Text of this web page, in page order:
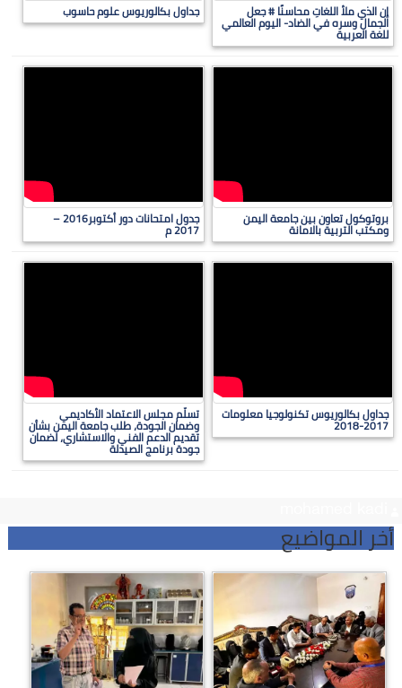
إن الذي ملأ اللغاتِ محاسنًا # جعل
الجمال وسره في الضاد- اليوم العالمي
للغة العربية
جداول بكالوريوس علوم حاسوب
بروتوكول تعاون بين جامعة اليمن
ومكتب التربية بالامانة
جدول امتحانات دور أكتوبر2016 –
2017 م
جداول بكالوريوس تكنولوجيا معلومات
2017-2018
تسلّم مجلس الاعتماد الأكاديمي
وضمان الجودة، طلب جامعة اليمن بشأن
تقديم الدعم الفني والاستشاري، لضمان
جودة برنامج الصيدلة
أخر المواضيع